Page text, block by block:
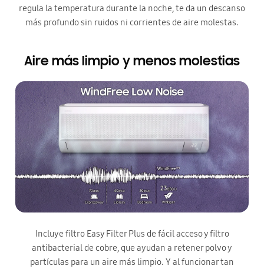
regula la temperatura durante la noche, te da un descanso
más profundo sin ruidos ni corrientes de aire molestas.
Aire más limpio y menos molestias
Incluye filtro Easy Filter Plus de fácil acceso y filtro
antibacterial de cobre, que ayudan a retener polvo y
partículas para un aire más limpio. Y al funcionar tan